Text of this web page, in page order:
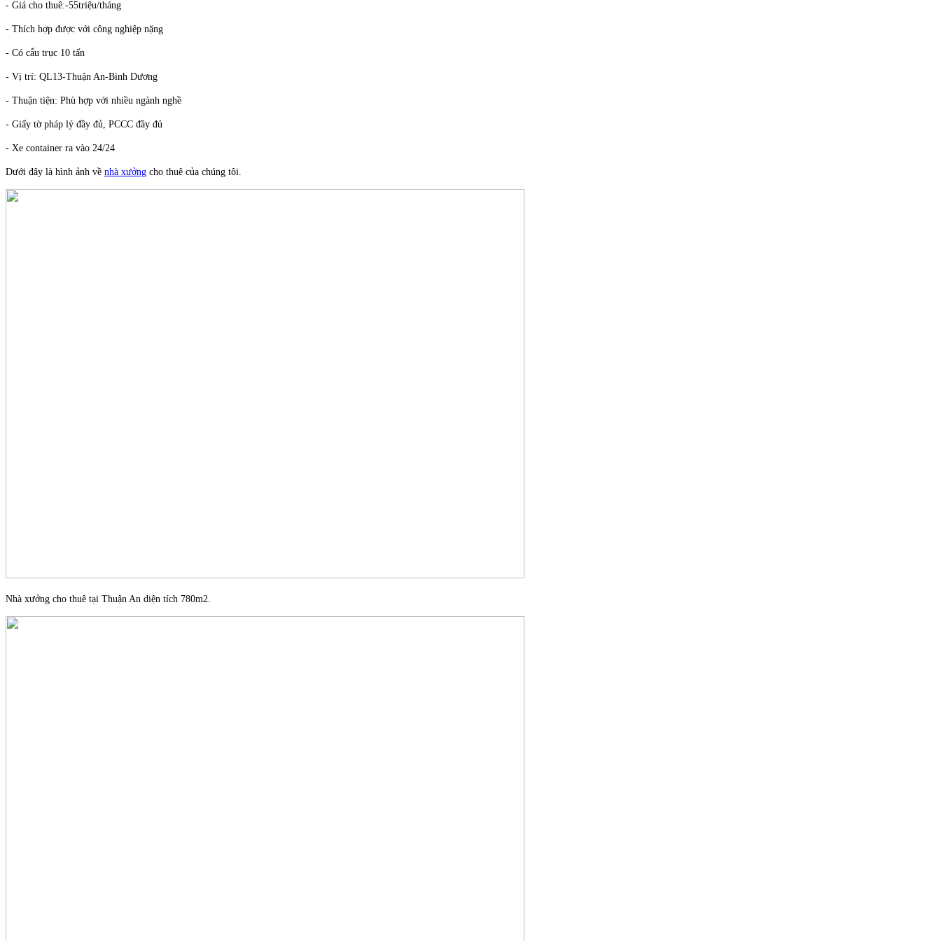
- Giá cho thuê:-55triệu/tháng
- Thích hợp được với công nghiệp nặng
- Có cẩu trục 10 tấn
- Vị trí: QL13-Thuận An-Bình Dương
- Thuận tiện: Phù hợp với nhiều ngành nghề
- Giấy tờ pháp lý đầy đủ, PCCC đầy đủ
- Xe container ra vào 24/24
Dưới đây là hình ảnh về nhà xưởng cho thuê của chúng tôi.
Nhà xưởng cho thuê tại Thuận An diện tích 780m2.